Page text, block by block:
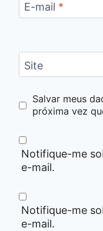
E-mail *
Site
Salvar meus
próxima vez
Notifique-me
e-mail.
Notifique-me
e-mail.